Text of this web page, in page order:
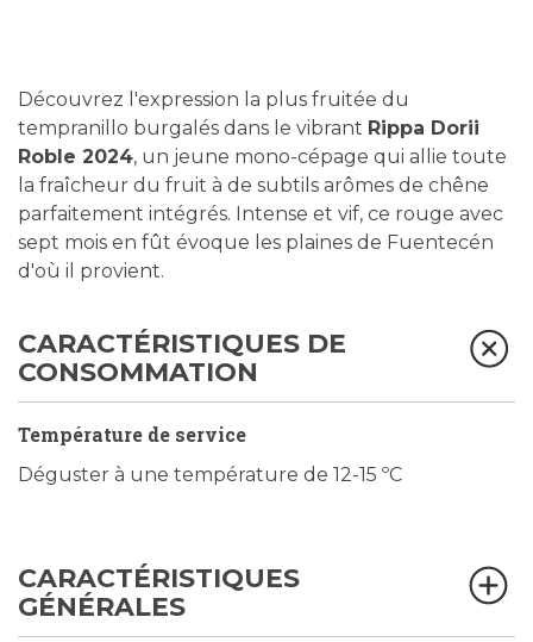
Découvrez l'expression la plus fruitée du
tempranillo burgalés dans le vibrant Rippa Dorii
Roble 2024, un jeune mono-cépage qui allie toute
la fraîcheur du fruit à de subtils arômes de chêne
parfaitement intégrés. Intense et vif, ce rouge avec
sept mois en fût évoque les plaines de Fuentecén
d'où il provient.
CARACTÉRISTIQUES DE
CONSOMMATION
Température de service
Déguster à une température de 12-15 ºC
CARACTÉRISTIQUES
GÉNÉRALES